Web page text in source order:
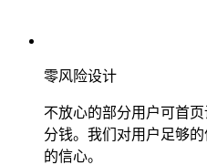
零风险设计
不放心的部分用户可首
分钱。我们对用户足够
的信心。